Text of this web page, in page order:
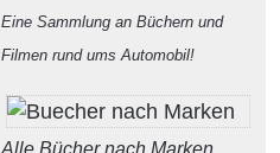
Eine Sammlung an Büchern und
Filmen rund ums Automobil!
Alle Bücher nach Marken